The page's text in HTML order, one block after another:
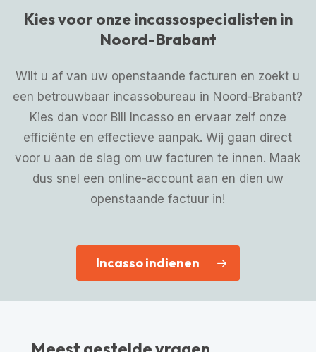
Kies voor onze incassospecialisten in
Noord-Brabant
Wilt u af van uw openstaande facturen en zoekt u
een betrouwbaar incassobureau in Noord-Brabant?
Kies dan voor Bill Incasso en ervaar zelf onze
efficiënte en effectieve aanpak. Wij gaan direct
voor u aan de slag om uw facturen te innen. Maak
dus snel een online-account aan en dien uw
openstaande factuur in!
Incasso indienen